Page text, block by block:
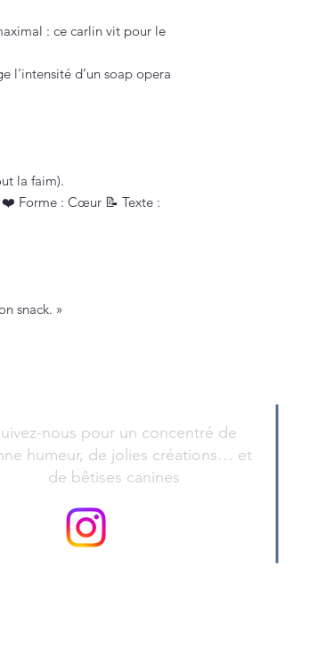
: ce carlin vit pour le
l’intensité d’un soap opera
la faim).
❤️ Forme : Cœur 📝 Texte :
snack. »
nous pour un concentré de
humeur, de jolies créations… et
de bêtises canines